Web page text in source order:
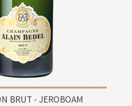
BRUT - JEROBOAM